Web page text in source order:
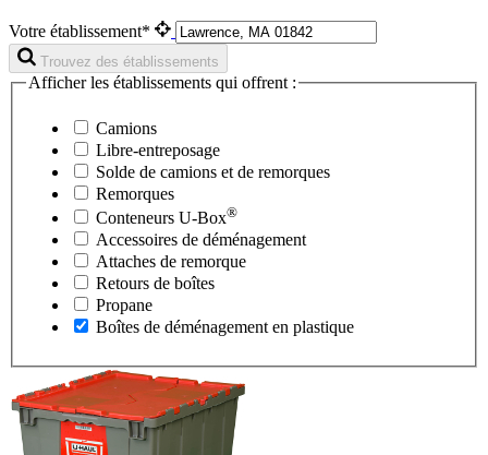
Votre établissement*
Trouvez des établissements
Afficher les établissements qui offrent :
Camions
Libre-entreposage
Solde de camions et de remorques
Remorques
Conteneurs U-Box®
Accessoires de déménagement
Attaches de remorque
Retours de boîtes
Propane
Boîtes de déménagement en plastique